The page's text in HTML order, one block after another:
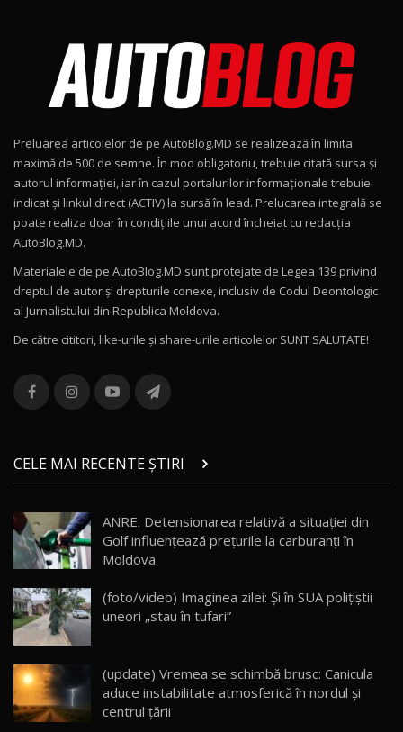
15:08
Noul Geely EX2 / Test Drive AutoBlog.MD
15:22
Mercedes-AMG E 53 HYBRID 4MATIC+ / Test
Drive AutoBlog.MD
16:27
11
Noul Volvo ES90 / Test Drive AutoBlog.MD
12
Noul MG HS / Test Drive AutoBlog.MD
16:48
13
combină aventura cu luxul / AutoBlog.MD
36:08
chinez care face lumea să se întoarcă după el
/ AutoBlog.MD
17:27
15 14:37
16
AutoBlogMD
13:10
17 20:06
Va fi modelul nr.1 BYD în Moldova? BYD Seal U
Preluarea articolelor de pe AutoBlog.MD se realizează în limita
maximă de 500 de semne. În mod obligatoriu, trebuie citată sursa și
autorul informației, iar în cazul portalurilor informaționale trebuie
indicat și linkul direct (ACTIV) la sursă în lead. Prelucarea integrală se
poate realiza doar în condițiile unui acord încheiat cu redacţia
AutoBlog.MD.
Materialele de pe AutoBlog.MD sunt protejate de Legea 139 privind
dreptul de autor și drepturile conexe, inclusiv de Codul Deontologic
al Jurnalistului din Republica Moldova.
De către cititori, like-urile şi share-urile articolelor SUNT SALUTATE!
CELE MAI RECENTE ȘTIRI
ANRE: Detensionarea relativă a situației din
Golf influențează prețurile la carburanți în
Moldova
(foto/video) Imaginea zilei: Și în SUA polițiștii
uneori „stau în tufari”
(update) Vremea se schimbă brusc: Canicula
aduce instabilitate atmosferică în nordul și
centrul țării